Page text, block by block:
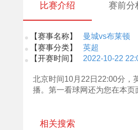
比赛介绍 赛前分
【赛事名称】
曼城vs布莱顿
【赛事分类】
英超
【开赛时间】
2022-10-22
北京时间10月22日22:00分，
播。第一看球网还为您在本页
相关搜索